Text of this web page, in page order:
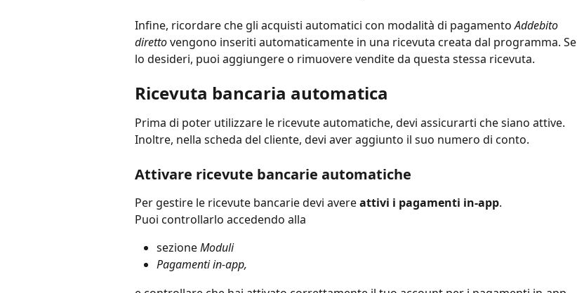
Infine, ricordare che gli acquisti automatici con modalità di pagamento Addebito
diretto vengono inseriti automaticamente in una ricevuta creata dal programma. Se
lo desideri, puoi aggiungere o rimuovere vendite da questa stessa ricevuta.
Ricevuta bancaria automatica
Prima di poter utilizzare le ricevute automatiche, devi assicurarti che siano attive.
Inoltre, nella scheda del cliente, devi aver aggiunto il suo numero di conto.
Attivare ricevute bancarie automatiche
Per gestire le ricevute bancarie devi avere attivi i pagamenti in-app.
Puoi controllarlo accedendo alla
sezione Moduli
Pagamenti in-app,